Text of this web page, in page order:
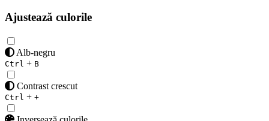
Ajustează culorile
Alb-negru
Ctrl + B
Contrast crescut
Ctrl + +